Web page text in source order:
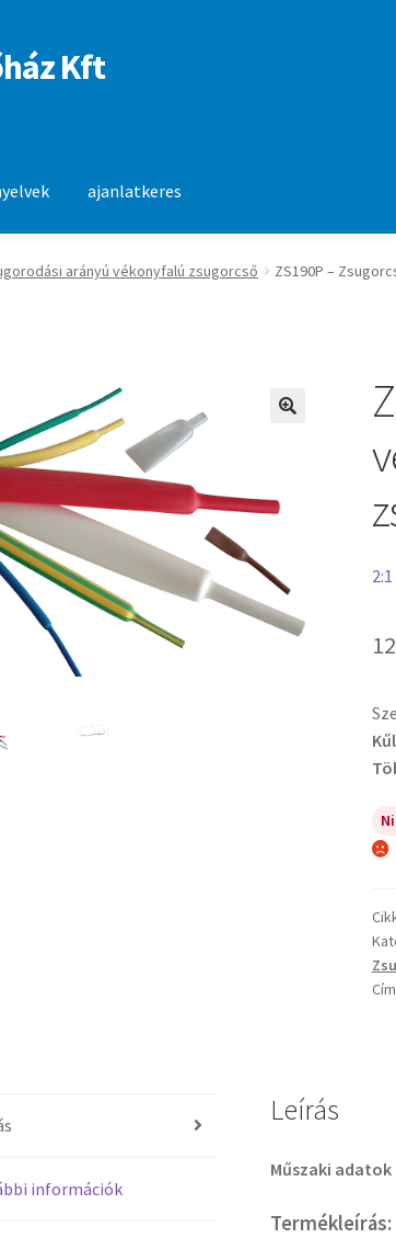
Kft
ajanlatkeres
arányú vékonyfalú zsugorcső ZS190P –
információk
Leírás
Műszaki adatok
Termékleírás: